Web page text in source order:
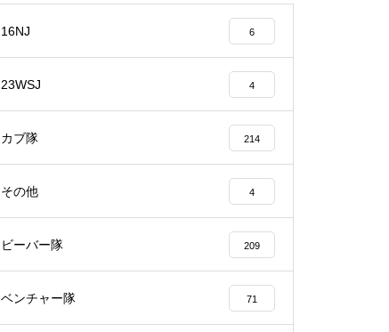
16NJ 6
23WSJ 4
カブ隊 214
その他 4
ビーバー隊 209
ベンチャー隊 71